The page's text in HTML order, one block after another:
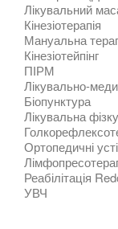
Лікувальний
Кінезіотерапія
Мануальна
Кінезіотейпінг
ПІРМ
Лікувально-
Біопунктура
Лікувальна
Ортопедичні
Реабілітація
УВЧ